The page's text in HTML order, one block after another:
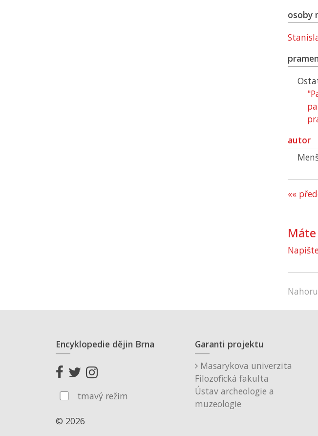
osoby
autor
««
Nahoru
Encyklopedie dějin Brna
tmavý režim
© 2026
Garanti projektu
Masarykova univerzita
Filozofická fakulta
Ústav archeologie a
muzeologie